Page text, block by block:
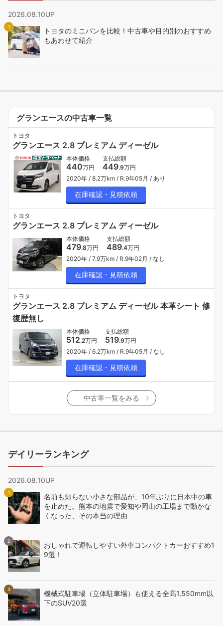
2026.08.10UP
トヨタのミニバンを比較！中古車や目的別のおすすめ
もあわせて紹介
グランエースの中古車一覧
トヨタ
グランエース 2.8 プレミアム ディーゼル
本体価格
440万円
支払総額
449.9万円
2020年
8.2万km R.9年05月 あり
在庫確認・見積依頼
トヨタ
グランエース 2.8 プレミアム ディーゼル
本体価格
479.8万円
支払総額
489.4万円
2020年
7.9万km R.9年02月 なし
在庫確認・見積依頼
トヨタ
グランエース 2.8 プレミアム ディーゼル 本革シート 修
復歴無し
本体価格
512.2万円
支払総額
519.9万円
2020年
6.2万km R.9年05月 なし
在庫確認・見積依頼
中古車一覧をみる
デイリーランキング
2026.08.10UP
名前も知らない小さな部品が、10年ぶりに日本中の車
を止めた。熊本の地震で愛知や岡山の工場まで動かな
くなった、その本当の理由
おしゃれで運転しやすい外車コンパクトカーおすすめ1
9選！
機械式駐車場（立体駐車場）も使える全高1,550mm以
下のSUV20選